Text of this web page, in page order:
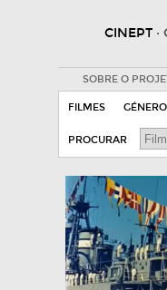
CINEPT ·
SOBRE O
FILMES
PROCURAR